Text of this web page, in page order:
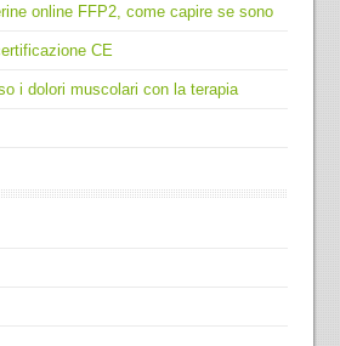
online FFP2, come capire se sono
CE
i dolori muscolari con la terapia